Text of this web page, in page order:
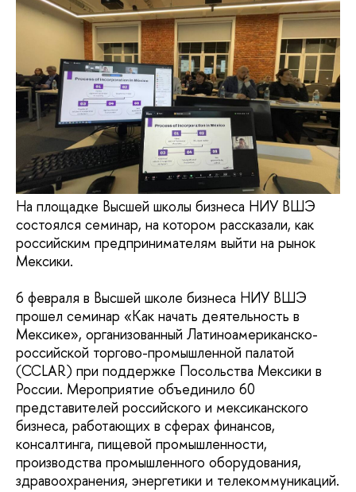
На площадке Высшей школы бизнеса НИУ ВШЭ
состоялся семинар, на котором рассказали, как
российским предпринимателям выйти на рынок
Мексики.
6 февраля в Высшей школе бизнеса НИУ ВШЭ
прошел семинар «Как начать деятельность в
Мексике», организованный Латиноамериканско-
российской торгово-промышленной палатой
(CCLAR) при поддержке Посольства Мексики в
России. Мероприятие объединило 60
представителей российского и мексиканского
бизнеса, работающих в сферах финансов,
консалтинга, пищевой промышленности,
производства промышленного оборудования,
здравоохранения, энергетики и телекоммуникаций.